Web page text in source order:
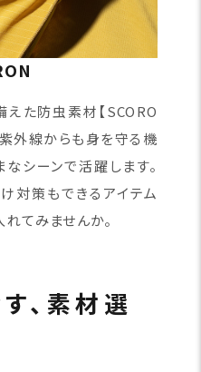
えた防虫素材【SCORO
紫外線からも身を守る機
シーンで活躍します。
対策もできるアイテム
てみませんか。
、素材選